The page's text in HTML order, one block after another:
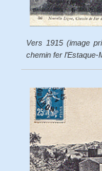
Vers 1915 (image
chemin fer l’Estaque-